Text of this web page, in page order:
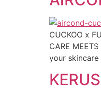
CUCKOO x
CARE
your skincare